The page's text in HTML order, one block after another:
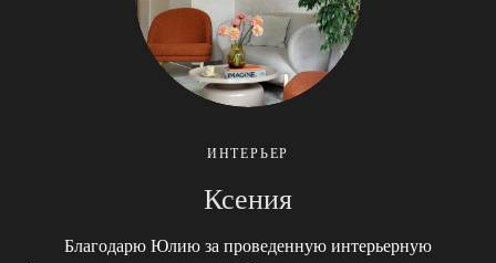
ИНТЕРЬЕР
Ксения
Благодарю Юлию за проведенную интерьерную